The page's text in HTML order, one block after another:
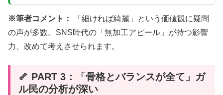
※筆者コメント：
「細ければ綺麗」という価値観に疑問
の声が多数。SNS時代の「無加工アピール」が持つ影響
力、改めて考えさせられます。
🦴 PART 3：「骨格とバランスが全て」ガ
ル民の分析が深い